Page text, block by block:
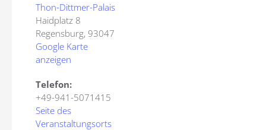
Thon-Dittmer-Palais
Haidplatz 8
Regensburg, 93047
Google Karte
anzeigen
Telefon:
+49-941-5071415
Seite des
Veranstaltungsorts